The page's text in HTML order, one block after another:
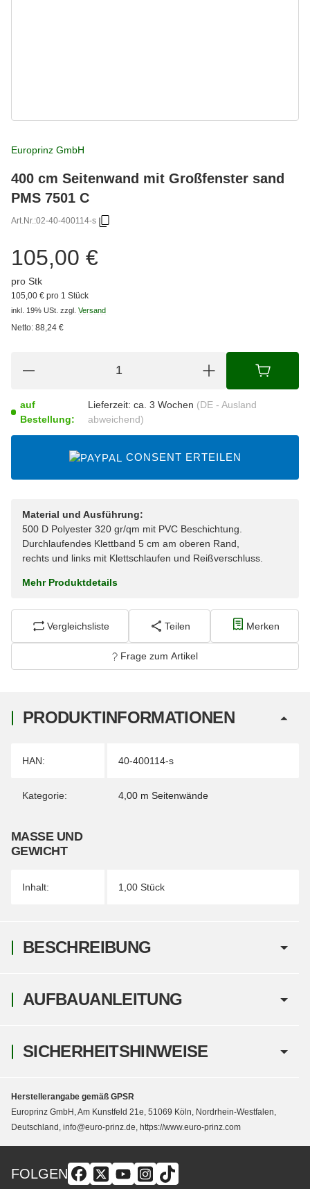
Europrinz GmbH
400 cm Seitenwand mit Großfenster sand
PMS 7501 C
Art.Nr.:02-40-400114-s
105,00 €
pro Stk
105,00 € pro 1 Stück
inkl. 19% USt. zzgl. Versand
Netto: 88,24 €
auf
Bestellung:
Lieferzeit: ca. 3 Wochen (DE - Ausland
abweichend)
CONSENT ERTEILEN
Material und Ausführung:
500 D Polyester 320 gr/qm mit PVC Beschichtung.
Durchlaufendes Klettband 5 cm am oberen Rand,
rechts und links mit Klettschlaufen und Reißverschluss.
Mehr Produktdetails
Vergleichsliste Teilen Merken
Frage zum Artikel
PRODUKTINFORMATIONEN
Produkteigenschaft
Wert
HAN: 40-400114-s
Kategorie: 4,00 m Seitenwände
MASSE UND G
EWICHT
Inhalt: 1,00 Stück
BESCHREIBUNG
AUFBAUANLEITUNG
SICHERHEITSHINWEISE
Herstellerangabe gemäß GPSR
Europrinz GmbH, Am Kunstfeld 21e, 51069 Köln, Nordrhein-Westfalen,
Deutschland, info@euro-prinz.de, https://www.euro-prinz.com
FOLGEN